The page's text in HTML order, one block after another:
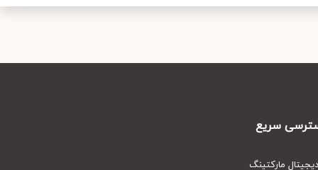
سریع
مارکتینگ